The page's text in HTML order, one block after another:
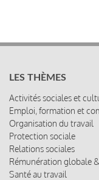
LES THÈMES
Activités sociales et
Emploi, formation et
Organisation du travail
Protection sociale
Relations sociales
Rémunération globale
Santé au travail